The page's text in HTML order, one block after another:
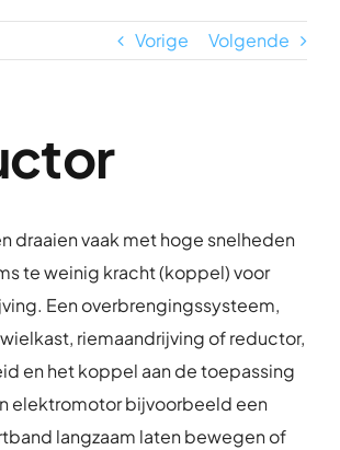
Dit leveren wij
Projecten
Contact
Vorige Volgende
draaien vaak met hoge snelheden
te weinig kracht (koppel) voor
Een overbrengingssysteem,
riemaandrijving of reductor,
en het koppel aan de toepassing
elektromotor bijvoorbeeld een
langzaam laten bewegen of